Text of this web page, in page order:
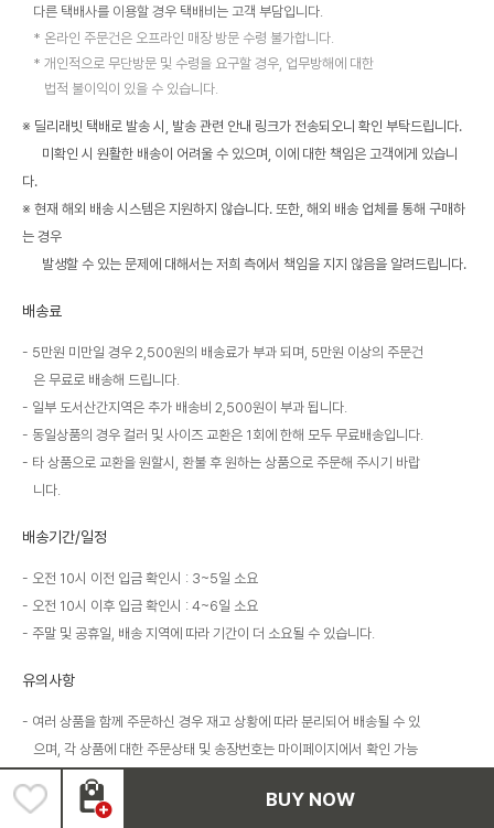
BUY NOW
다른 택배사를 이용할 경우 택배비는 고객 부담입니다.
온라인 주문건은 오프라인 매장 방문 수령 불가합니다.
개인적으로 무단방문 및 수령을 요구할 경우, 업무방해에 대한
법적 불이익이 있을 수 있습니다.
※ 딜리래빗 택배로 발송 시, 발송 관련 안내 링크가 전송되오니 확인 부탁드립니다.
미확인 시 원활한 배송이 어려울 수 있으며, 이에 대한 책임은 고객에게 있습니
다.
※ 현재 해외 배송 시스템은 지원하지 않습니다. 또한, 해외 배송 업체를 통해 구매하
는 경우
발생할 수 있는 문제에 대해서는 저희 측에서 책임을 지지 않음을 알려드립니다.
배송료
5만원 미만일 경우 2,500원의 배송료가 부과 되며, 5만원 이상의 주문건
은 무료로 배송해 드립니다.
일부 도서산간지역은 추가 배송비 2,500원이 부과 됩니다.
동일상품의 경우 컬러 및 사이즈 교환은 1회에 한해 모두 무료배송입니다.
타 상품으로 교환을 원할시, 환불 후 원하는 상품으로 주문해 주시기 바랍
니다.
배송기간/일정
오전 10시 이전 입금 확인시 : 3~5일 소요
오전 10시 이후 입금 확인시 : 4~6일 소요
주말 및 공휴일, 배송 지역에 따라 기간이 더 소요될 수 있습니다.
유의사항
여러 상품을 함께 주문하신 경우 재고 상황에 따라 분리되어 배송될 수 있
으며, 각 상품에 대한 주문상태 및 송장번호는 마이페이지에서 확인 가능
실시간 재고 연동이 이루어지지 않아 상품이 재고 부족으로 인해 품절될